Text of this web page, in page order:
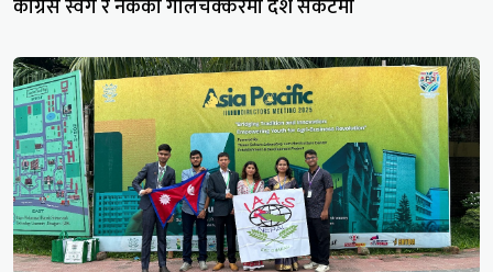
कांग्रेस स्वर्ग र नर्कको गोलचक्करमा देश संकटमा